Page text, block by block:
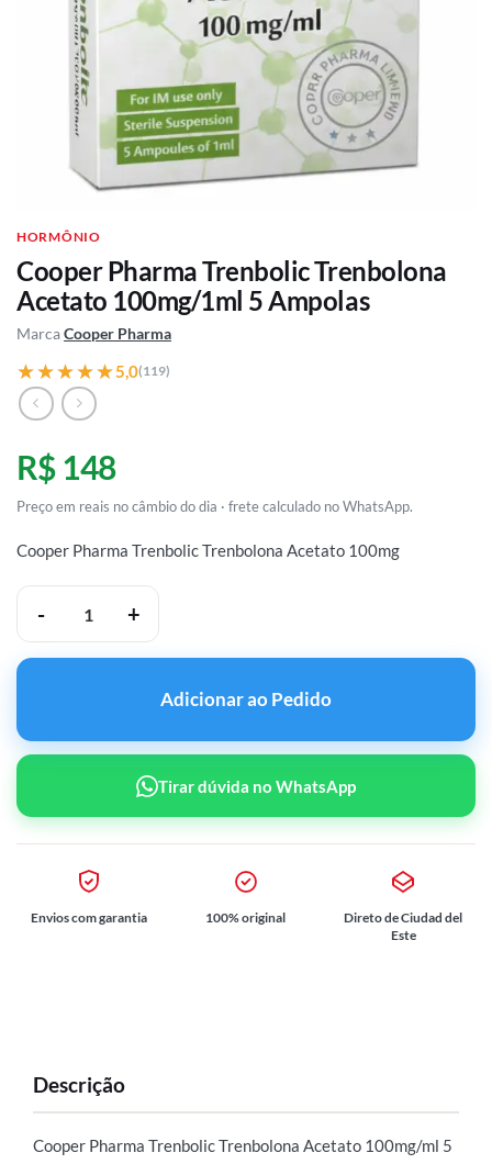
HORMÔNIO
Cooper Pharma Trenbolic Trenbolona
Acetato 100mg/1ml 5 Ampolas
MarcaCooper Pharma
★★★★★
★★★★★5,0(119)
R$ 148
Preço em reais no câmbio do dia · frete calculado no WhatsApp.
Cooper Pharma Trenbolic Trenbolona Acetato 100mg
Cooper Pharma Trenbolic Trenbolona Acetato 100mg/1ml 5
Adicionar ao Pedido
Tirar dúvida no WhatsApp
Envios com garantia 100% original
Direto de Ciudad del
Este
Descrição
Cooper Pharma Trenbolic Trenbolona Acetato 100mg/ml 5